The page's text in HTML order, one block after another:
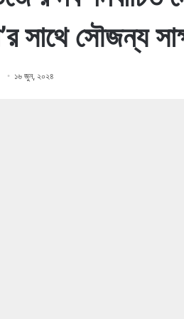
সাথে সৌজন্য
১৬ জুন, ২০২৪